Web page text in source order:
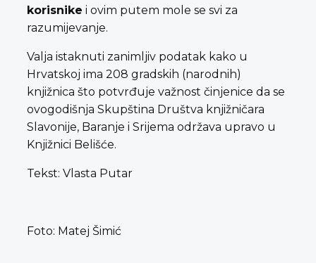
korisnike i ovim putem mole se svi za
razumijevanje.
Valja istaknuti zanimljiv podatak kako u
Hrvatskoj ima 208 gradskih (narodnih)
knjižnica što potvrđuje važnost činjenice da se
ovogodišnja Skupština Društva knjižničara
Slavonije, Baranje i Srijema održava upravo u
Knjižnici Belišće.
Tekst: Vlasta Putar
Foto: Matej Šimić